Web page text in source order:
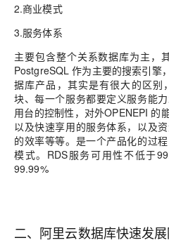
2.商业模式
3.服务体系
主要包含整个关系数据库为主，
PostgreSQL 作为主要的搜索引擎
据库产品，其实是有很大的区别
块、每一个服务都要定义服务能
用台的控制性，对外OPENEPI 的
以及快速享用的服务体系，以及
的效率等等。是一个产品化的过
模式。RDS服务可用性不低于
99.99%
二、阿里云数据库快速发